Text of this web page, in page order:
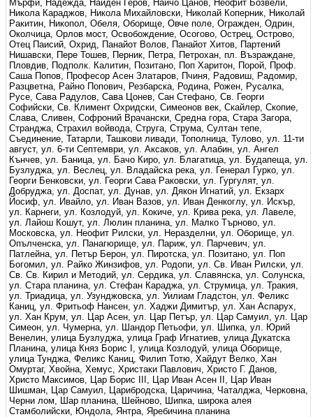
Мърфи, Надежда, Найден Геров, Найчо Цанов, Неофит Бозвели,
Никола Караджов, Никола Михайловски, Николай Коперник, Николай
Ракитин, Никопол, Обеля, Оборище, Овче поле, Огражден, Одрин,
Околчица, Орлов мост, Освобождение, Осогово, Острец, Острово,
Отец Паисий, Охрид, Панайот Волов, Панайот Хитов, Партений
Нишавски, Пере Тошев, Перник, Петра, Петрохан, пл. Възраждане,
Пловдив, Подполк. Калитин, Позитано, Поп Харитон, Порой, Проф.
Саша Попов, Професор Асен Златаров, Пчиня, Радовиш, Радомир,
Разцветна, Райно Попович, Резбарска, Родина, Рожен, Русалка,
Русе, Сава Радулов, Сава Цонев, Сан Стефано, Св. Георги
Софийски, Св. Климент Охридски, Симеонов век, Скайлер, Скопие,
Слава, Сливен, Софроний Врачански, Средна гора, Стара Загора,
Странджа, Страхил войвода, Струга, Струма, Султан тепе,
Съединение, Татарли, Ташкови ливади, Тополница, Тулово, ул. 11-ти
август, ул. 6-ти Септември, ул. Аксаков, ул. Алабин, ул. Ангел
Кънчев, ул. Баница, ул. Бачо Киро, ул. Благатица, ул. Будапеща, ул.
Бузлуджа, ул. Веслец, ул. Владайска река, ул. Генерал Гурко, ул.
Георги Бенковски, ул. Георги Сава Раковски, ул. Гургулят, ул.
Добруджа, ул. Доспат, ул. Дунав, ул. Дякон Игнатий, ул. Екзарх
Йосиф, ул. Ивайло, ул. Иван Вазов, ул. Иван Денкоглу, ул. Искър,
ул. Карнеги, ул. Козлодуй, ул. Кокиче, ул. Крива река, ул. Лавеле,
ул. Лайош Кошут, ул. Люлин планина, ул. Малко Търново, ул.
Московска, ул. Неофит Рилски, ул. Неразделни, ул. Оборище, ул.
Опълченска, ул. Панагюрище, ул. Париж, ул. Парчевич, ул.
Патлейна, ул. Петър Берон, ул. Пиротска, ул. Позитано, ул. Поп
Богомил, ул. Райко Жинзифов, ул. Родопи, ул. Св. Иван Рилски, ул.
Св. Св. Кирил и Методий, ул. Сердика, ул. Славянска, ул. Солунска,
ул. Стара планина, ул. Стефан Караджа, ул. Струмица, ул. Тракия,
ул. Триадица, ул. Узунджовска, ул. Уилиам Гладстон, ул. Феликс
Каниц, ул. Фритьоф Нансен, ул. Хаджи Димитър, ул. Хан Аспарух,
ул. Хан Крум, ул. Цар Асен, ул. Цар Петър, ул. Цар Самуил, ул. Цар
Симеон, ул. Чумерна, ул. Шандор Петьофи, ул. Шипка, ул. Юрий
Венелин, улица Бузлуджа, улица Граф Игнатиев, улица Дукатска
Планина, улица Княз Борис I, улица Козлодуй, улица Оборище,
улица Тунджа, Феликс Каниц, Филип Тотю, Хайдут Велко, Хан
Омуртаг, Хвойна, Хемус, Христаки Павлович, Христо Г. Данов,
Христо Максимов, Цар Борис III, Цар Иван Асен II, Цар Иван
Шишман, Цар Самуил, Царибродска, Царичина, Чаталджа, Черковна,
Черни лом, Шар планина, Шейново, Шипка, широка алея
Стамболийски, Юндола, Янтра, Яребичина планина